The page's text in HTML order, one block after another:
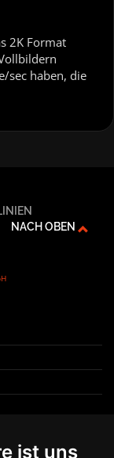
ist uns
2K Format
sec haben, die
NACH OBEN